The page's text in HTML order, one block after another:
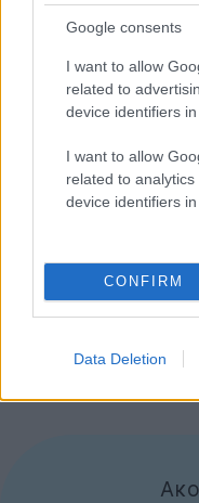
Google consents
I want to allow
related to
device identifiers in
I want to allow
related to
device identifiers in
CONFIRM
Data Deletion